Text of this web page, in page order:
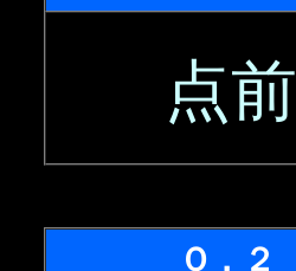
点前
Ｑ．２